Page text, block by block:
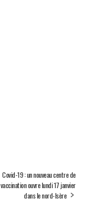
Covid-19 : un nouveau centre de
vaccination ouvre lundi 17 janvier
dans le nord-Isère